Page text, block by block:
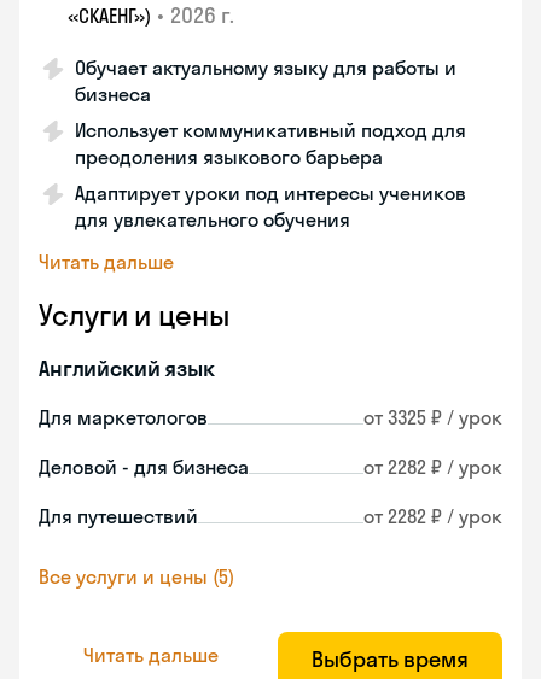
«СКАЕНГ») • 2026 г.
Обучает актуальному языку для работы и
бизнеса
Использует коммуникативный подход для
преодоления языкового барьера
Адаптирует уроки под интересы учеников
для увлекательного обучения
Читать дальше
Услуги и цены
Английский язык
Для маркетологов от 3325 ₽ / урок
Деловой - для бизнеса от 2282 ₽ / урок
Для путешествий от 2282 ₽ / урок
Все услуги и цены (5)
Читать дальше Выбрать время